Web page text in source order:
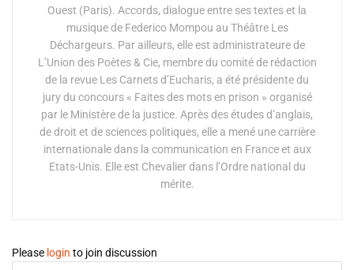
Ouest (Paris). Accords, dialogue entre ses textes et la
musique de Federico Mompou au Théâtre Les
Déchargeurs. Par ailleurs, elle est administrateure de
L’Union des Poètes & Cie, membre du comité de rédaction
de la revue Les Carnets d’Eucharis, a été présidente du
jury du concours « Faites des mots en prison » organisé
par le Ministère de la justice. Après des études d’anglais,
de droit et de sciences politiques, elle a mené une carrière
internationale dans la communication en France et aux
Etats-Unis. Elle est Chevalier dans l’Ordre national du
mérite.
Please login to join discussion